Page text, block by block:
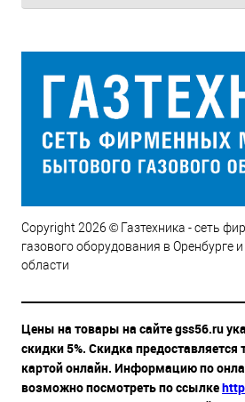
Copyright 2026 © Газтехника - сеть
газового оборудования в Оренбурге
области
Цены на товары на сайте gss56.ru
скидки 5%. Скидка предоставляется
картой онлайн. Информацию по
возможно посмотреть по ссылке